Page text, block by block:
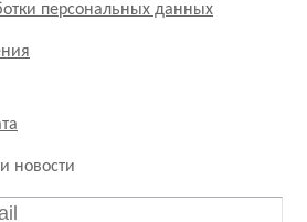
персональных данных
новости